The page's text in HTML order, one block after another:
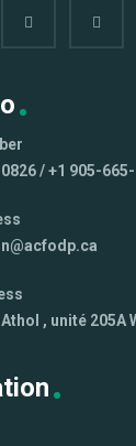
/ +1 905-
, unité 205A